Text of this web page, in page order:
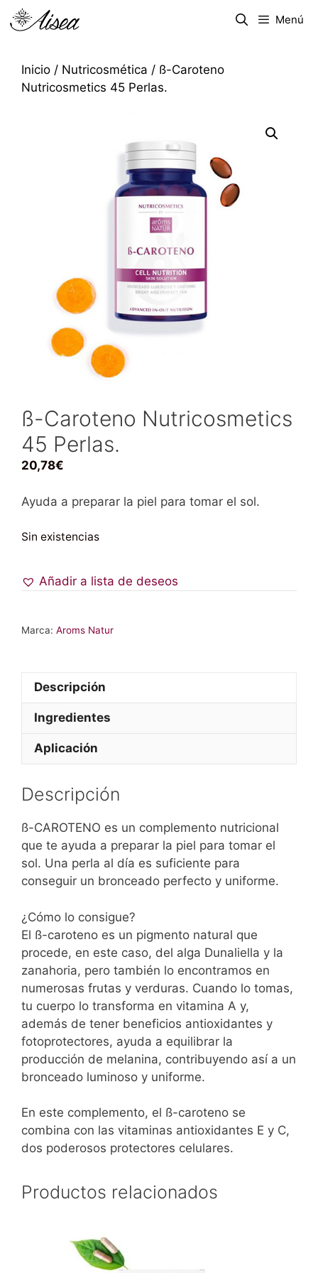
Menú
Inicio / Nutricosmética / ß-Caroteno
Nutricosmetics 45 Perlas.
ß-Caroteno Nutricosmetics
45 Perlas.
20,78€
Ayuda a preparar la piel para tomar el sol.
Sin existencias
Añadir a lista de deseos
Marca: Aroms Natur
Descripción
Ingredientes
Aplicación
Descripción
ß-CAROTENO es un complemento nutricional
que te ayuda a preparar la piel para tomar el
sol. Una perla al día es suficiente para
conseguir un bronceado perfecto y uniforme.
¿Cómo lo consigue?
El ß-caroteno es un pigmento natural que
procede, en este caso, del alga Dunaliella y la
zanahoria, pero también lo encontramos en
numerosas frutas y verduras. Cuando lo tomas,
tu cuerpo lo transforma en vitamina A y,
además de tener beneficios antioxidantes y
fotoprotectores, ayuda a equilibrar la
producción de melanina, contribuyendo así a un
bronceado luminoso y uniforme.
En este complemento, el ß-caroteno se
combina con las vitaminas antioxidantes E y C,
dos poderosos protectores celulares.
Productos relacionados